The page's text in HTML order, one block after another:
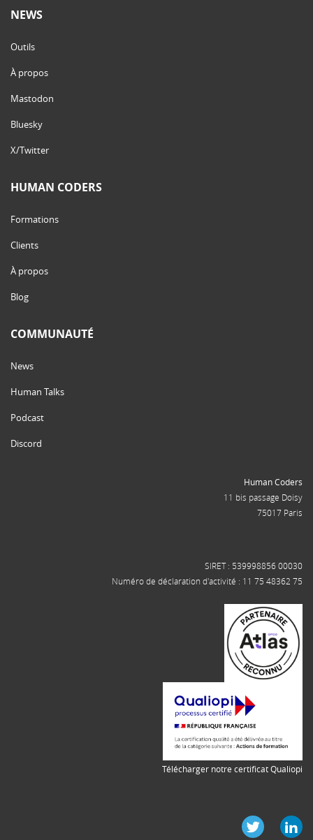
NEWS
Outils
À propos
Mastodon
Bluesky
X/Twitter
HUMAN CODERS
Formations
Clients
À propos
Blog
COMMUNAUTÉ
News
Human Talks
Podcast
Discord
Human Coders
11 bis passage Doisy
75017 Paris
SIRET : 539998856 00030
Numéro de déclaration d'activité : 11 75 48362 75
Télécharger notre certificat Qualiopi